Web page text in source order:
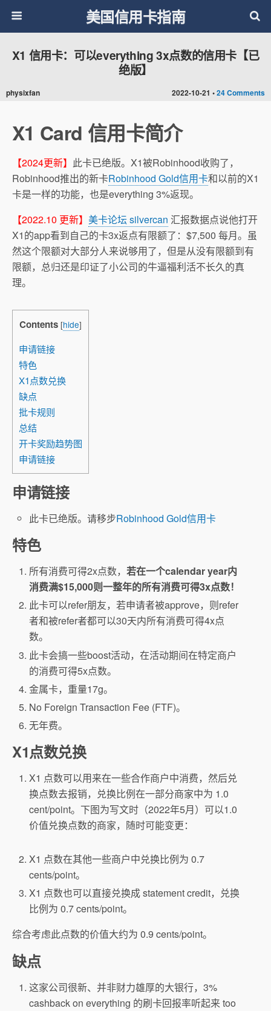
美国信用卡指南
2022-10-21 •24 Comments
X1 信用卡：可以everything 3x点数的信用卡【已
绝版】
physixfan
X1 Card 信用卡简介
【2024更新】 此卡已绝版。X1被Robinhood收购了，
Robinhood推出的新卡Robinhood Gold信用卡和以前的X1
卡是一样的功能，也是everything 3%返现。
【2022.10 更新】 美卡论坛 silvercan 汇报数据点说他打开
X1的app看到自己的卡3x返点有限额了：$7,500 每月。虽
然这个限额对大部分人来说够用了，但是从没有限额到有
限额，总归还是印证了小公司的牛逼福利活不长久的真
理。
Contents [hide]
申请链接
特色
X1点数兑换
缺点
批卡规则
总结
开卡奖励趋势图
申请链接
申请链接
此卡已绝版。请移步Robinhood Gold信用卡
特色
所有消费可得2x点数，若在一个calendar year内
消费满$15,000则一整年的所有消费可得3x点数！
此卡可以refer朋友，若申请者被approve，则refer
者和被refer者都可以30天内所有消费可得4x点
数。
此卡会搞一些boost活动，在活动期间在特定商户
的消费可得5x点数。
金属卡，重量17g。
No Foreign Transaction Fee (FTF)。
无年费。
X1点数兑换
X1 点数可以用来在一些合作商户中消费，然后兑
换点数去报销，兑换比例在一部分商家中为 1.0
cent/point。下图为写文时（2022年5月）可以1.0
价值兑换点数的商家，随时可能变更：
X1 点数在其他一些商户中兑换比例为 0.7
cents/point。
X1 点数也可以直接兑换成 statement credit，兑换
比例为 0.7 cents/point。
综合考虑此点数的价值大约为 0.9 cents/point。
缺点
这家公司很新、并非财力雄厚的大银行，3%
cashback on everything 的刷卡回报率听起来 too